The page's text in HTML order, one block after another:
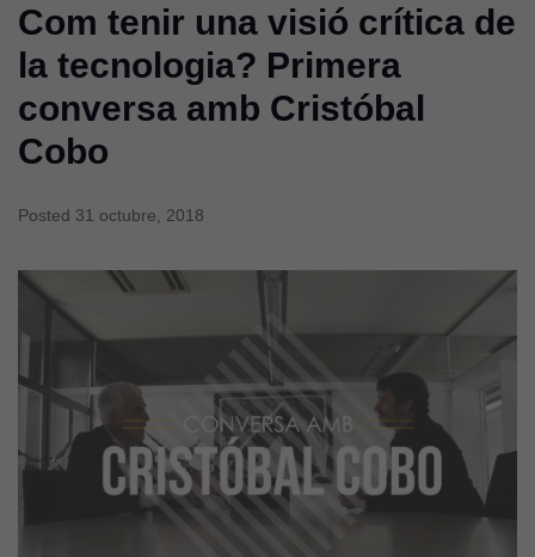
Com tenir una visió crítica de
la tecnologia? Primera
conversa amb Cristóbal
Cobo
Posted 31 octubre, 2018